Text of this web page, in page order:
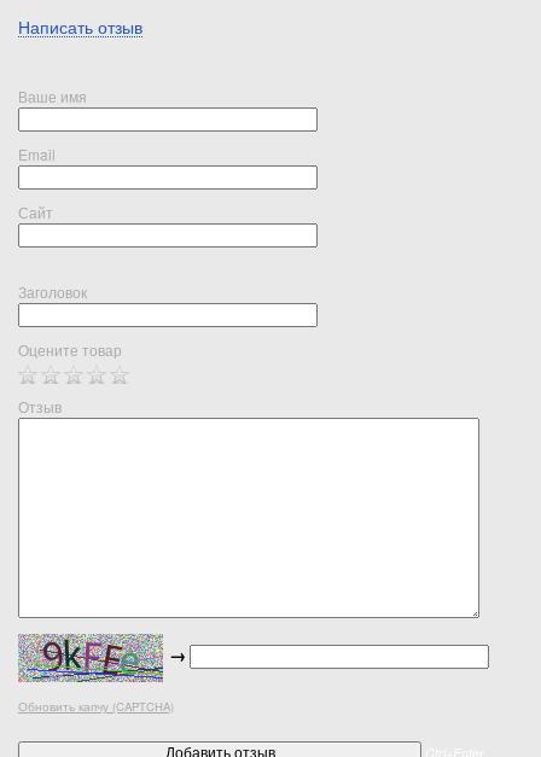
Написать отзыв
Ваше имя
Email
Сайт
Заголовок
Оцените товар
Отзыв
→
Обновить капчу (CAPTCHA)